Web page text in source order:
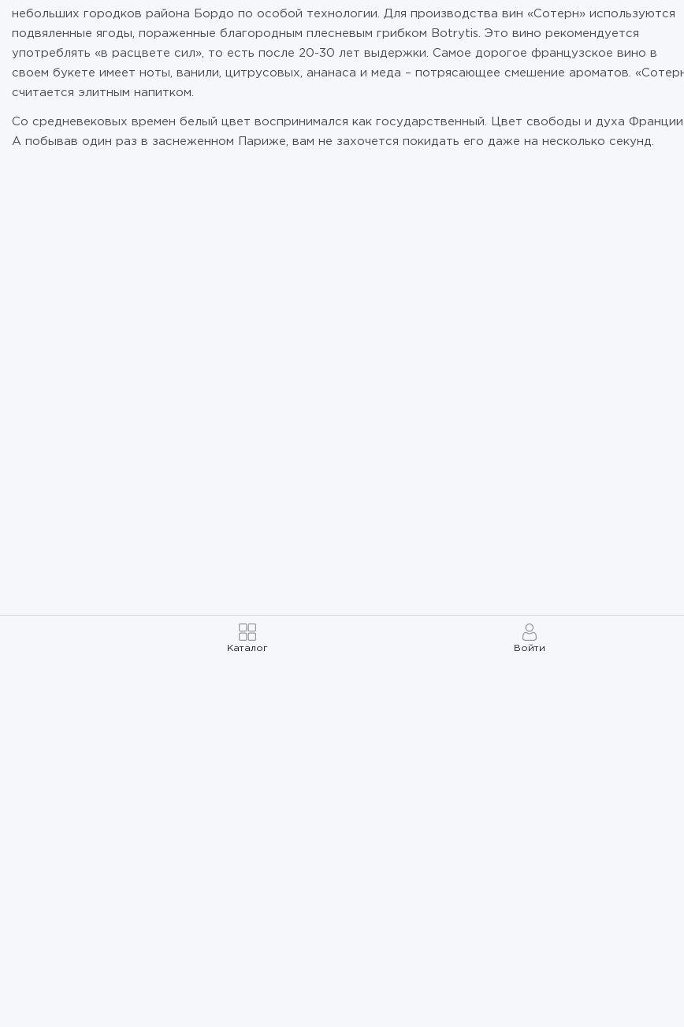
Каталог Войти
небольших городков района Бордо по особой технологии. Для производства вин «Сотерн» используются
подвяленные ягоды, пораженные благородным плесневым грибком Botrytis. Это вино рекомендуется
употреблять «в расцвете сил», то есть после 20-30 лет выдержки. Самое дорогое французское вино в
своем букете имеет ноты, ванили, цитрусовых, ананаса и меда – потрясающее смешение ароматов.
считается элитным напитком.
Со средневековых времен белый цвет воспринимался как государственный. Цвет свободы и духа Франции.
А побывав один раз в заснеженном Париже, вам не захочется покидать его даже на несколько секунд.